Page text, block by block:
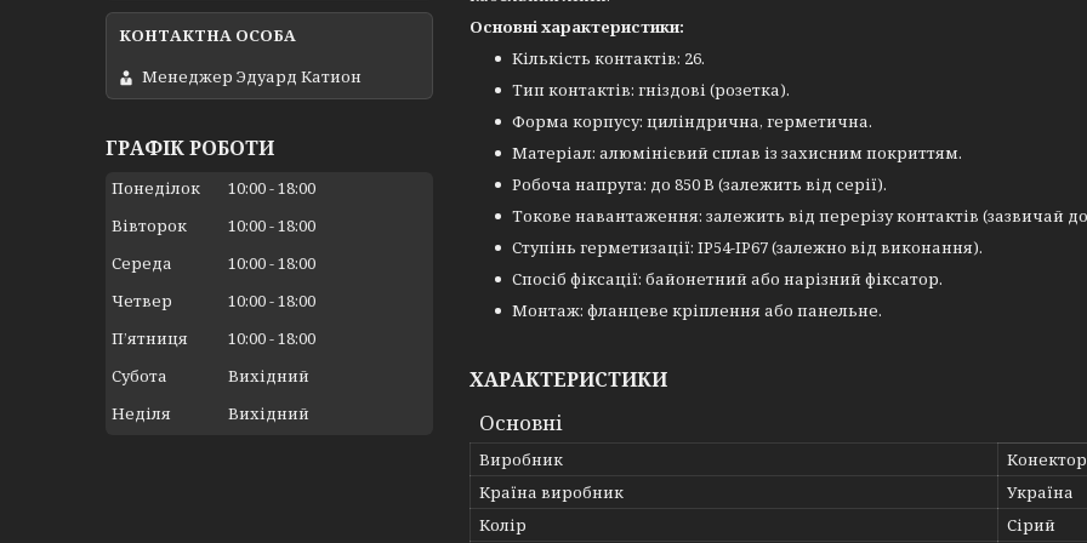
Основні характеристики:
Кількість контактів: 26.
Тип контактів: гніздові (розетка).
Форма корпусу: циліндрична, герметична.
Матеріал: алюмінієвий сплав із захисним покриттям.
Робоча напруга: до 850 В (залежить від серії).
Токове навантаження: залежить від перерізу контактів (зазвичай до
Ступінь герметизації: IP54-IP67 (залежно від виконання).
Спосіб фіксації: байонетний або нарізний фіксатор.
Монтаж: фланцеве кріплення або панельне.
ХАРАКТЕРИСТИКИ
Основні
Виробник
Конектор
Країна виробник
Україна
Колір
Сірий
Менеджер Эдуард Катион
ГРАФІК РОБОТИ
Понеділок 10:00 18:00
Вівторок
10:00 18:00
Середа
10:00 18:00
Четвер
10:00 18:00
Пʼятниця
10:00 18:00
Субота
Вихідний
Неділя
Вихідний